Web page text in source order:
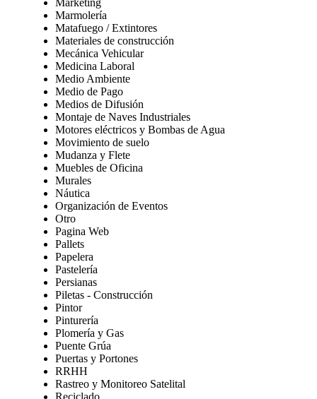
Marketing
Marmolería
Matafuego / Extintores
Materiales de construcción
Mecánica Vehicular
Medicina Laboral
Medio Ambiente
Medio de Pago
Medios de Difusión
Montaje de Naves Industriales
Motores eléctricos y Bombas de Agua
Movimiento de suelo
Mudanza y Flete
Muebles de Oficina
Murales
Náutica
Organización de Eventos
Otro
Pagina Web
Pallets
Papelera
Pastelería
Persianas
Piletas - Construcción
Pintor
Pinturería
Plomería y Gas
Puente Grúa
Puertas y Portones
RRHH
Rastreo y Monitoreo Satelital
Reciclado